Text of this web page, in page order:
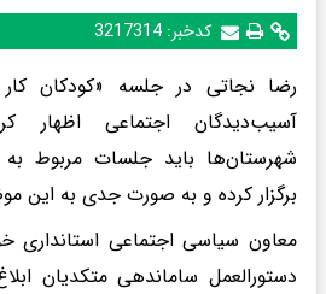
کدخبر: 3217314
رضا نجاتی در جلسه «کودکان
آسیب‌دیدگان اجتماعی اظهار
شهرستان‌ها باید جلسات مربوط به
برگزار کرده و به صورت جدی به این
معاون سیاسی‌ اجتماعی استانداری
دستورالعمل ساماندهی متکدیان